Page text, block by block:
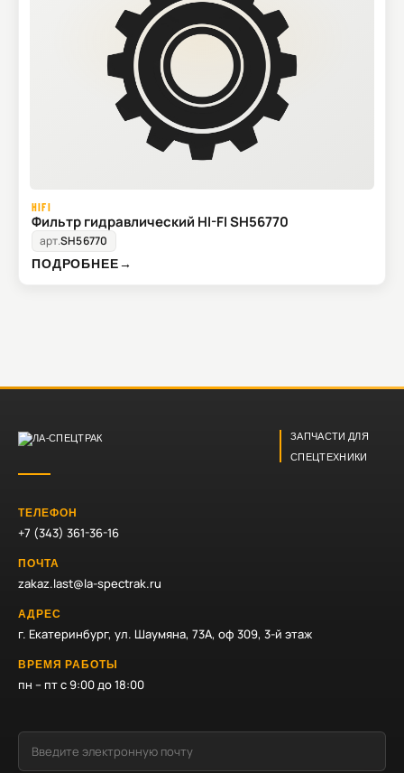
HIFI
Фильтр гидравлический HI-FI SH56770
арт.SH56770
ПОДРОБНЕЕ→
ЗАПЧАСТИ ДЛЯ
СПЕЦТЕХНИКИ
ТЕЛЕФОН
+7 (343) 361-36-16
ПОЧТА
zakaz.last@la-spectrak.ru
АДРЕС
г. Екатеринбург, ул. Шаумяна, 73А, оф 309, 3-й этаж
ВРЕМЯ РАБОТЫ
пн – пт с 9:00 до 18:00